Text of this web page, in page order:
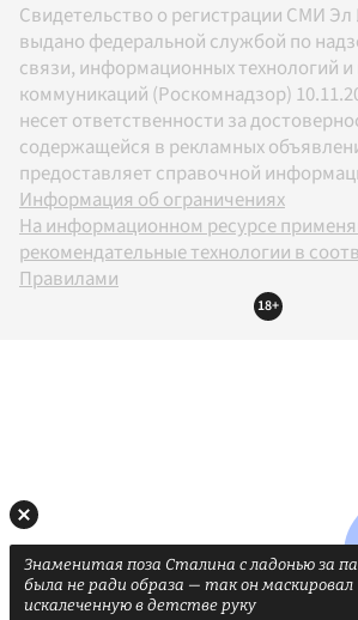
Свидетельство о регистрации СМИ
выдано федеральной службой по
связи, информационных технологий
коммуникаций (Роскомнадзор)
несет ответственности за
содержащейся в рекламных
предоставляет справочной
Информация об ограничениях
На информационном ресурсе
рекомендательные технологии в
Правилами
18+
Знаменитая поза Сталина с ладонью за
была не ради образа — так он маскировал
искалеченную в детстве руку